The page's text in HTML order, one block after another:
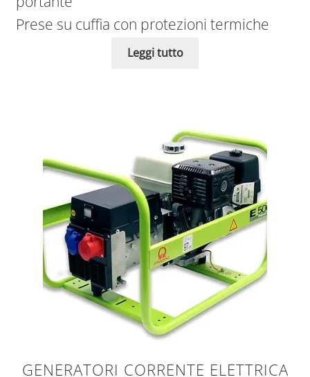
Prese su cuffia con protezioni termiche
Leggi tutto
GENERATORI CORRENTE ELETTRICA